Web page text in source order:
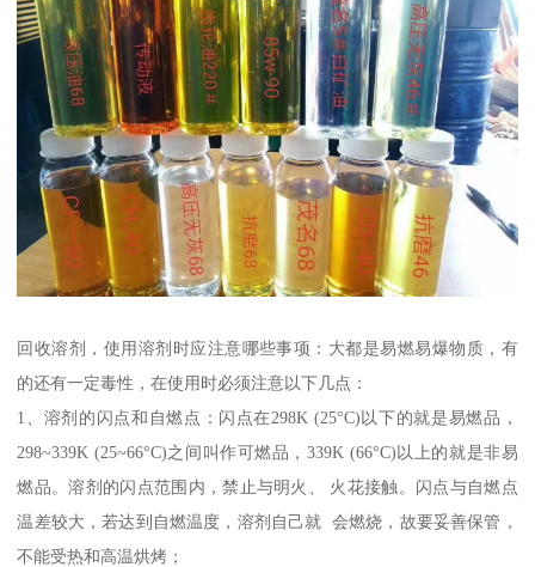
回收溶剂，使用溶剂时应注意哪些事项：大都是易燃易爆物质，有
的还有一定毒性，在使用时必须注意以下几点：
1、溶剂的闪点和自燃点：闪点在298K (25°C)以下的就是易燃品，
298~339K (25~66°C)之间叫作可燃品，339K (66°C)以上的就是非易
燃品。溶剂的闪点范围内，禁止与明火、 火花接触。闪点与自燃点
温差较大，若达到自燃温度，溶剂自己就 会燃烧，故要妥善保管，
不能受热和高温烘烤；